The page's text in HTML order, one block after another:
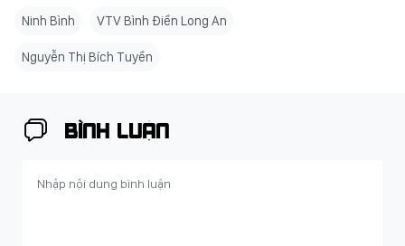
Ninh Bình VTV Bình Điền Long An
Nguyễn Thị Bích Tuyền
BÌNH LUẬN